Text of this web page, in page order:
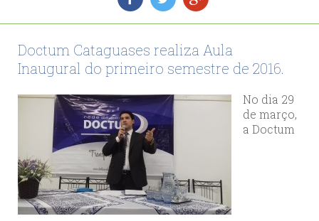
Doctum Cataguases realiza Aula
Inaugural do primeiro semestre de 2016.
No dia 29
de março,
a Doctum